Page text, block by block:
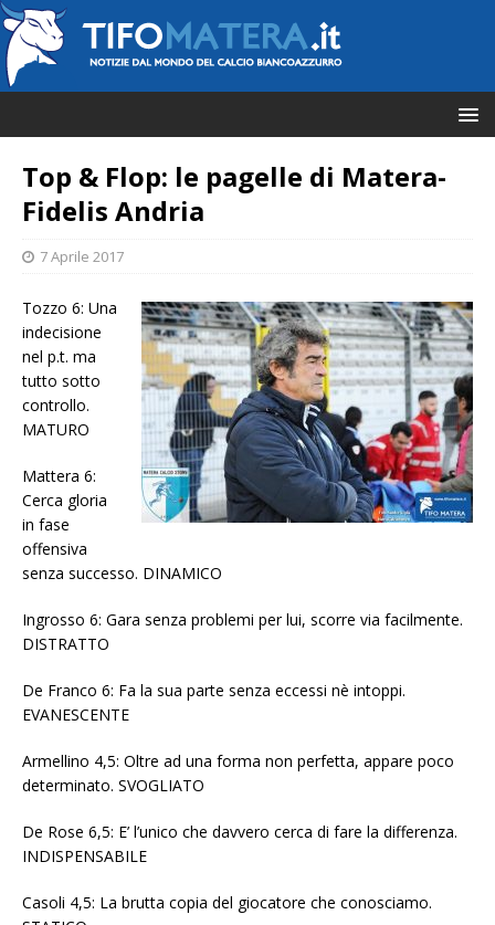
Top & Flop: le pagelle di Matera-
Fidelis Andria
7 Aprile 2017
Tozzo 6: Una
indecisione
nel p.t. ma
tutto sotto
controllo.
MATURO
Mattera 6:
Cerca gloria
in fase
offensiva
senza successo. DINAMICO
Ingrosso 6: Gara senza problemi per lui, scorre via facilmente.
DISTRATTO
De Franco 6: Fa la sua parte senza eccessi nè intoppi.
EVANESCENTE
Armellino 4,5: Oltre ad una forma non perfetta, appare poco
determinato. SVOGLIATO
De Rose 6,5: E’ l’unico che davvero cerca di fare la differenza.
INDISPENSABILE
Casoli 4,5: La brutta copia del giocatore che conosciamo.